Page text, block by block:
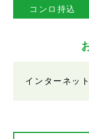
コンロ持込
インターネッ